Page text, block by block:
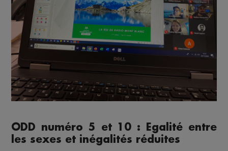
ODD numéro 5 et 10 : Egalité entre
les sexes et inégalités réduites